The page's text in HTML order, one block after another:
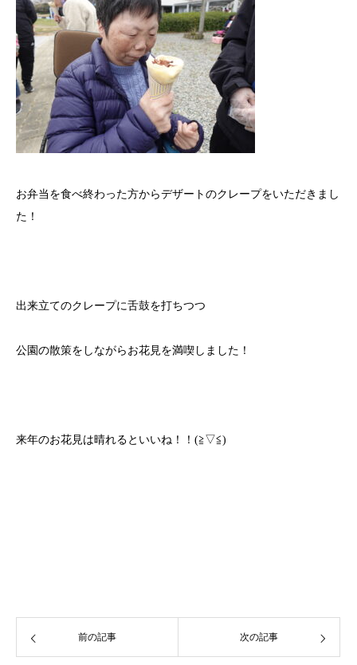
お弁当を食べ終わった方からデザートのクレープをいただきまし
た！
出来立てのクレープに舌鼓を打ちつつ
公園の散策をしながらお花見を満喫しました！
来年のお花見は晴れるといいね！！ (≧▽≦)
前の記事 次の記事